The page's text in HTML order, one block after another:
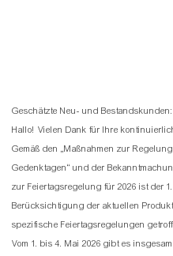
Geschätzte Neu- und Bestandskunden:
Hallo! Vielen Dank für Ihre
Gemäß den „Maßnahmen zur
Gedenktagen“ und der
zur Feiertagsregelung für 2026 ist der
Berücksichtigung der aktuellen
spezifische Feiertagsregelungen
Vom 1. bis 4. Mai 2026 gibt es